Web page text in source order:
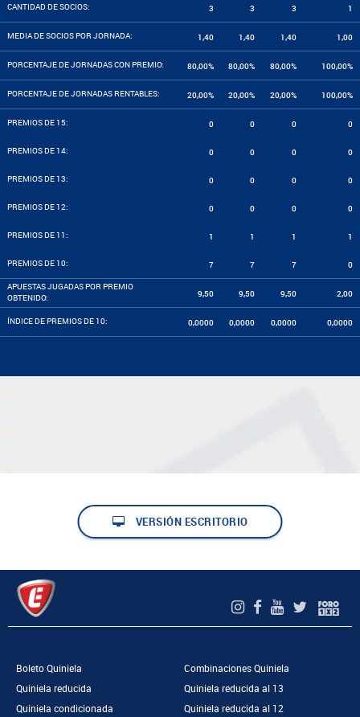
CANTIDAD DE SOCIOS: 3 3 3 1
MEDIA DE SOCIOS POR JORNADA: 1,40 1,40 1,40 1,00
PORCENTAJE DE JORNADAS CON PREMIO: 80,00% 80,00% 80,00% 100,00%
PORCENTAJE DE JORNADAS RENTABLES: 20,00% 20,00% 20,00% 100,00%
PREMIOS DE 15: 0 0 0 0
PREMIOS DE 14: 0 0 0 0
PREMIOS DE 13: 0 0 0 0
PREMIOS DE 12: 0 0 0 0
PREMIOS DE 11: 1 1 1 1
PREMIOS DE 10: 7 7 7 0
APUESTAS JUGADAS POR PREMIO
OBTENIDO:
9,50 9,50 9,50 2,00
ÍNDICE DE PREMIOS DE 10: 0,0000 0,0000 0,0000 0,0000
VERSIÓN ESCRITORIO
Boleto Quiniela
Quiniela reducida
Quiniela condicionada
Combinaciones Quiniela
Quiniela reducida al 13
Quiniela reducida al 12